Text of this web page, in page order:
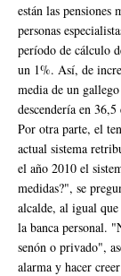
están las pensiones
personas
período de cálculo
un 1%. Así, de
media de un
descendería en
Por otra parte, el
actual sistema
el año 2010 el
medidas?", se
alcalde, al igual
la banca personal. "
senón o privado",
alarma y hacer